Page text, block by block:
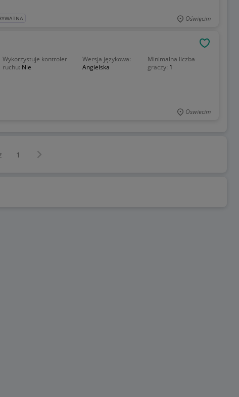
Oświęcim
Wykorzystuje kontroler
ruchu: Nie
Wersja językowa:
Angielska
Minimalna liczba
graczy: 1
Oswiecim
1 Następna strona